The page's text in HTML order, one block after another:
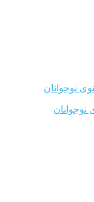
نوجوانان